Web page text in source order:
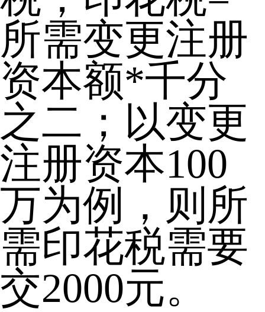
所需变更注册
资本额*千分
之二；以变更
注册资本100
万为例，则所
需印花税需要
交2000元。